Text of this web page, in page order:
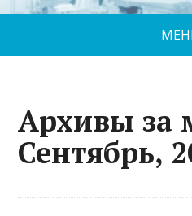
Архивы за
Сентябрь,